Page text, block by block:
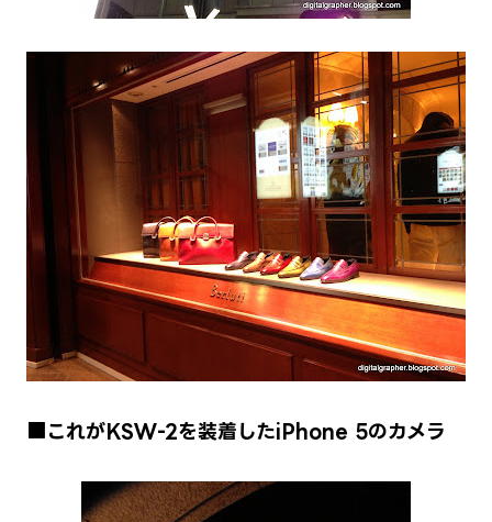
■これがKSW-2を装着したiPhone 5のカメラ